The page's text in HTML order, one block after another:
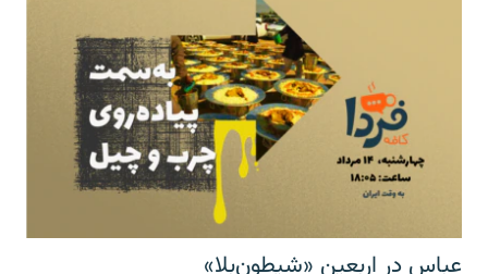
عباس در اربعینِ «شیطون‌بلا»